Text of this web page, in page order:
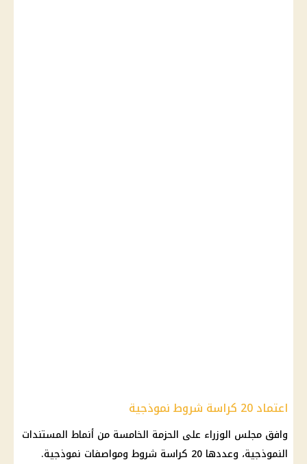
اعتماد 20 كراسة شروط نموذجية
وافق مجلس الوزراء على الحزمة الخامسة من أنماط المستندات
النموذجية، وعددها 20 كراسة شروط ومواصفات نموذجية.